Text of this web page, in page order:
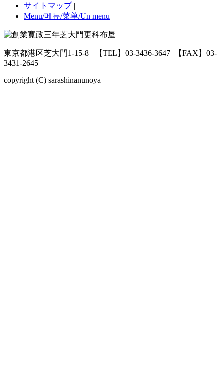
サイトマップ|
Menu/메뉴/菜单/Un menu
東京都港区芝大門1-15-8 【TEL】03-3436-3647
【FAX】03-
3431-2645
copyright (C) sarashinanunoya